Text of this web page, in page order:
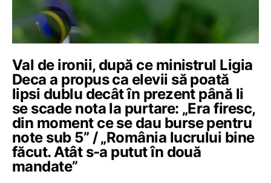
Val de ironii, după ce ministrul Ligia
Deca a propus ca elevii să poată
lipsi dublu decât în prezent până li
se scade nota la purtare: „Era firesc,
din moment ce se dau burse pentru
note sub 5” / „România lucrului bine
făcut. Atât s-a putut în două
mandate”